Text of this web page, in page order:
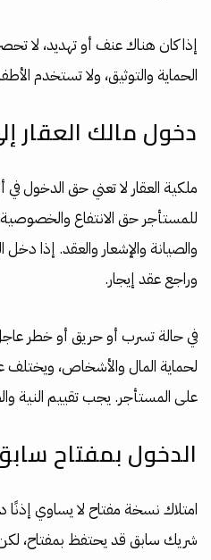
إذا كان هناك عنف أو تهديد، لا
الحماية والتوثيق، ولا تستخدم
دخول مالك العقار
ملكية العقار لا تعني حق الدخول
للمستأجر حق الانتفاع
والصيانة والإشعار والعقد. إذا
وراجع عقد إيجار.
في حالة تسرب أو حريق أو خطر
لحماية المال والأشخاص،
على المستأجر. يجب تقييم النية
الدخول بمفتاح
امتلاك نسخة مفتاح لا يساوي إذنًا
شريك سابق قد يحتفظ بمفتاح،